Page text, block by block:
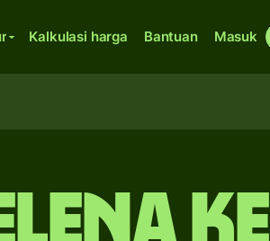
Kalkulasi harga Bantuan Masuk
ke